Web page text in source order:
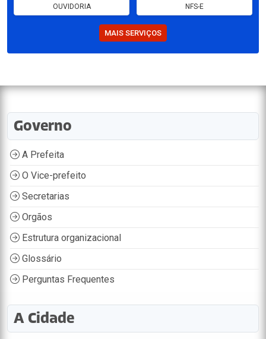
OUVIDORIA NFS-E
MAIS SERVIÇOS
Governo
A Prefeita
O Vice-prefeito
Secretarias
Orgãos
Estrutura organizacional
Glossário
Perguntas Frequentes
A Cidade